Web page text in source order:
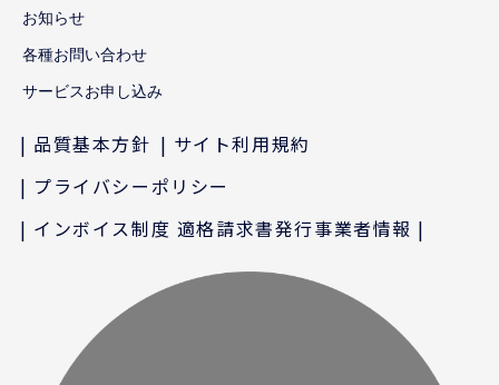
お知らせ
各種お問い合わせ
サービスお申し込み
品質基本方針
サイト利用規約
プライバシーポリシー
インボイス制度 適格請求書発行事業者情報